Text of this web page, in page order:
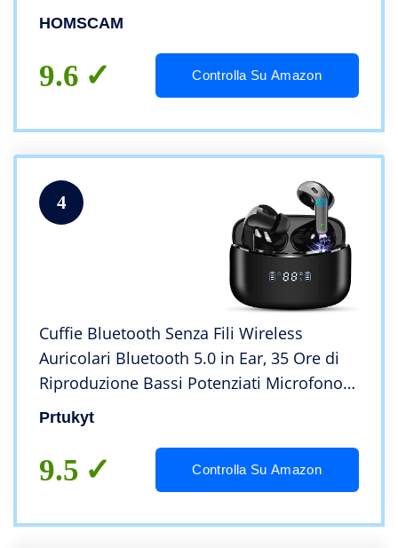
Ricarica 800mAh Microfono Leggeri Hi-Fi
HOMSCAM
9.6 Controlla Su Amazon
4
Cuffie Bluetooth Senza Fili Wireless
Auricolari Bluetooth 5.0 in Ear, 35 Ore di
Riproduzione Bassi Potenziati Microfono
Touch Control Auricolari Sport Con Stereo
IPX7 Impermeabili per Samsung iPhone
Prtukyt
9.5 Controlla Su Amazon